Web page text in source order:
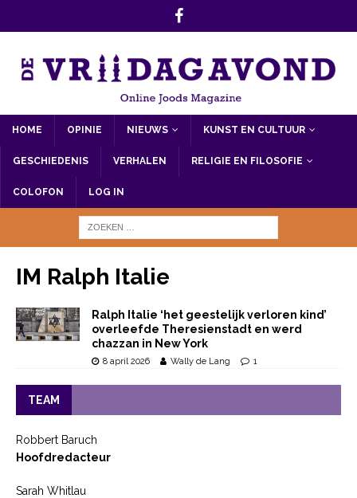
HOME OPINIE NIEUWS KUNST EN CULTUUR
GESCHIEDENIS VERHALEN RELIGIE EN FILOSOFIE
COLOFON LOG IN
IM Ralph Italie
Ralph Italie ‘het geestelijk verloren kind’
overleefde Theresienstadt en werd
chazzan in New York
8 april 2026 Wally de Lang 1
TEAM
Robbert Baruch
Hoofdredacteur
Sarah Whitlau